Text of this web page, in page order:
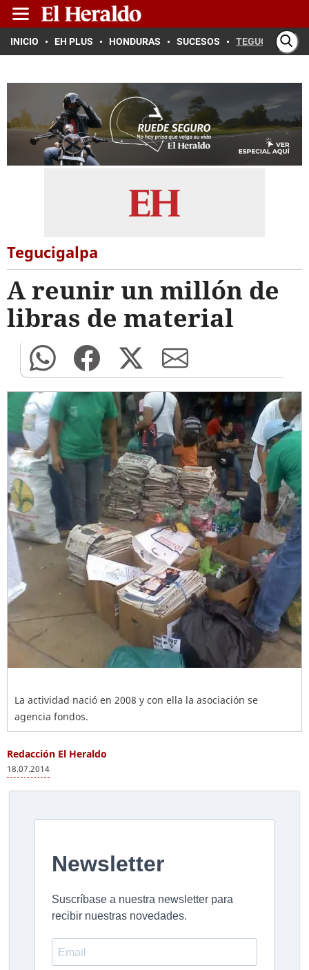
INICIO EH PLUS HONDURAS SUCESOS TEGUCIGALPA
Tegucigalpa
A reunir un millón de
libras de material
La actividad nació en 2008 y con ella la asociación se
agencia fondos.
Redacción El Heraldo
18.07.2014